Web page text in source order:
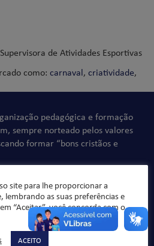
de Atividades Esportivas
como: carnaval, criatividade,
pedagógica e formação
sempre norteado pelos valores
formar “bons cristãos e
site para lhe proporcionar a
lembrando as suas preferências e
“Aceitar”, você concorda com o
ACEITO